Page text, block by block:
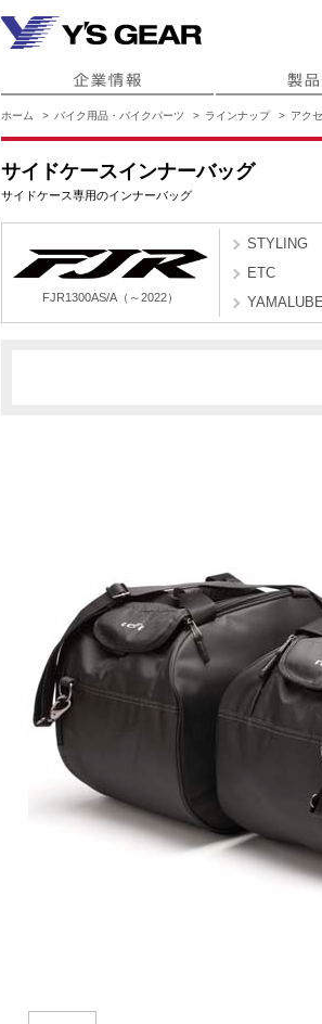
ホーム バイク用品・バイクパーツ ラインナップ アク
サイドケースインナーバッグ
サイドケース専用のインナーバッグ
FJR1300AS/A（～2022）
STYLING
ETC
YAMALUBE